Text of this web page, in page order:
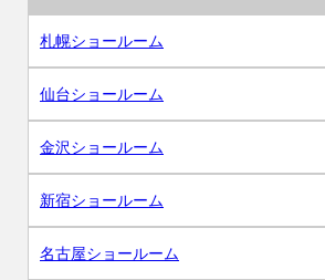
札幌ショールーム
仙台ショールーム
金沢ショールーム
新宿ショールーム
名古屋ショールーム